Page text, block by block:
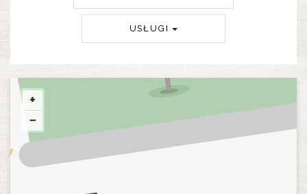
RESTAURACJE
O NAS
USŁUGI
+
−